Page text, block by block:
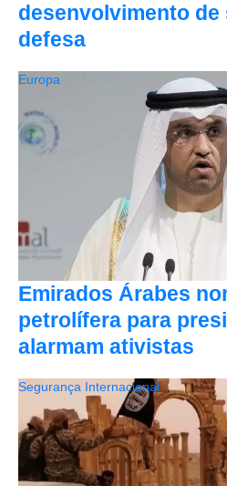
desenvolvimento de
defesa
Emirados Árabes
petrolífera para
alarmam ativistas
Europa
Segurança Internacional